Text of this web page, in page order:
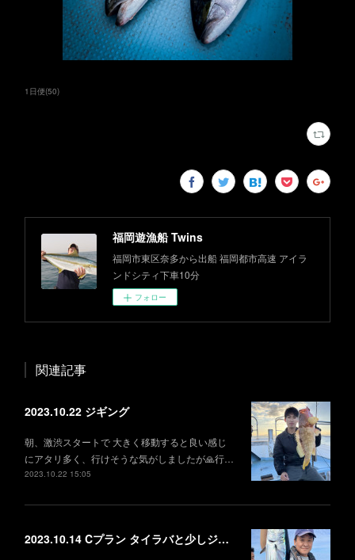
1日便(50)
福岡遊漁船 Twins
福岡市東区奈多から出船 福岡都市高速 アイラ
ンドシティ下車10分
フォロー
関連記事
2023.10.22 ジギング
朝、激渋スタートで 大きく移動すると良い感じ
にアタリ多く、行けそうな気がしましたが🙏行…
2023.10.22 15:05
2023.10.14 Cプラン タイラバと少しジギング